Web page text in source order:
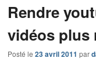
Rendre
vidéos plus
Posté le 23 avril 2011 par